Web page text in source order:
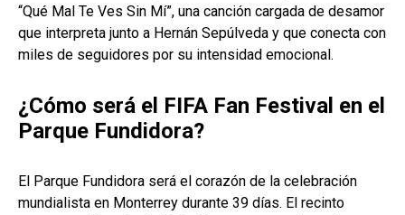
“Qué Mal Te Ves Sin Mí”, una canción cargada de desamor
que interpreta junto a Hernán Sepúlveda y que conecta con
miles de seguidores por su intensidad emocional.
¿Cómo será el FIFA Fan Festival en el
Parque Fundidora?
El Parque Fundidora será el corazón de la celebración
mundialista en Monterrey durante 39 días. El recinto